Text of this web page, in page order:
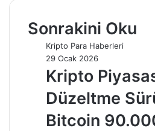
Sonrakini Oku
Kripto Para Haberleri
29 Ocak 2026
Kripto
Düzeltme
Bitcoin